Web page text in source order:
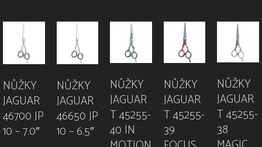
NŮŽKY
JAGUAR
46700 JP
10 – 7.0″
NŮŽKY
JAGUAR
46650 JP
10 – 6.5″
NŮŽKY
JAGUAR
T 45255-
40 IN
NŮŽKY
JAGUAR
T 45255-
39
NŮŽKY
JAGUAR
T 45255-
38